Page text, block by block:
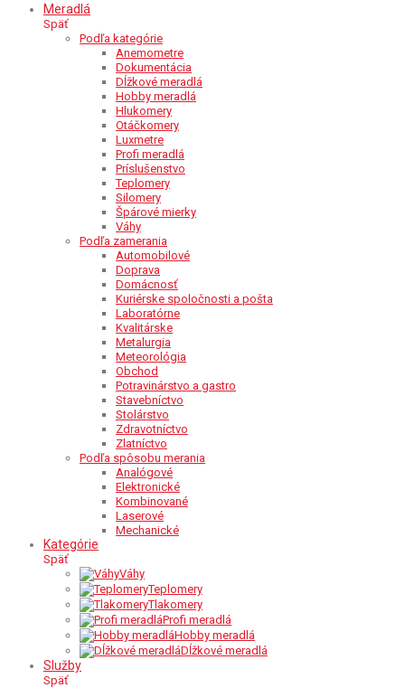
Meradlá
Späť
Podľa kategórie
Anemometre
Dokumentácia
Dĺžkové meradlá
Hobby meradlá
Hlukomery
Otáčkomery
Luxmetre
Profi meradlá
Príslušenstvo
Teplomery
Silomery
Špárové mierky
Váhy
Podľa zamerania
Automobilové
Doprava
Domácnosť
Kuriérske spoločnosti a pošta
Laboratórne
Kvalitárske
Metalurgia
Meteorológia
Obchod
Potravinárstvo a gastro
Stavebníctvo
Stolárstvo
Zdravotníctvo
Zlatníctvo
Podľa spôsobu merania
Analógové
Elektronické
Kombinované
Laserové
Mechanické
Kategórie
Späť
Váhy
Teplomery
Tlakomery
Profi meradlá
Hobby meradlá
Dĺžkové meradlá
Služby
Späť